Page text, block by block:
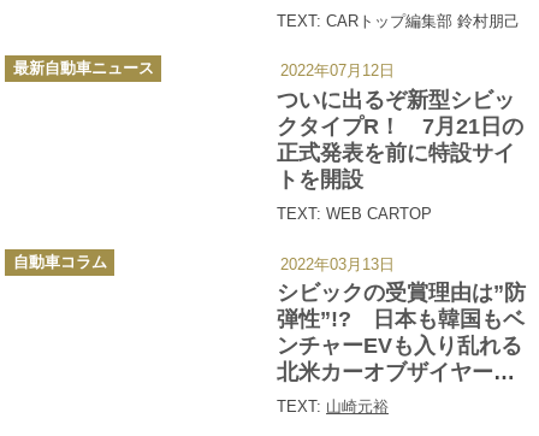
TEXT: CARトップ編集部 鈴村朋己
ついに出るぞ新型シビッ
クタイプR！ 7月21日の
正式発表を前に特設サイ
トを開設
TEXT: WEB CARTOP
カ
テ
最新自動車ニュース 2022年07月12日
シビックの受賞理由は”防
弾性”!? 日本も韓国もベ
ンチャーEVも入り乱れる
北米カーオブザイヤーが
面白すぎる
TEXT: 山崎元裕
カ
テ
自動車コラム 2022年03月13日